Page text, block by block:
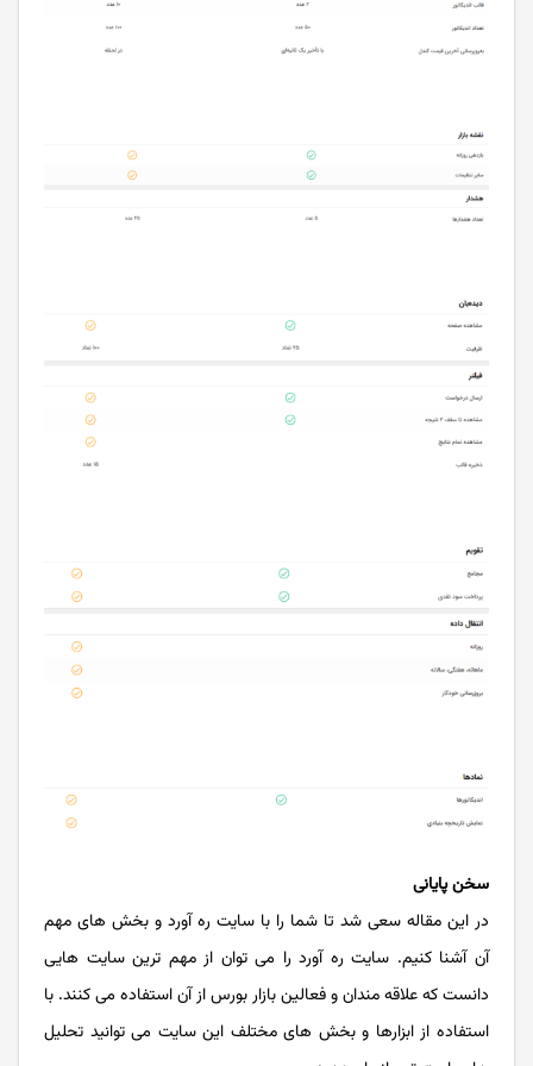
سخن پایانی
در این مقاله سعی شد تا شما را با سایت ره آورد و بخش های مهم
آن آشنا کنیم. سایت ره آورد را می توان از مهم ترین سایت هایی
دانست که علاقه مندان و فعالین بازار بورس از آن استفاده می کنند. با
استفاده از ابزارها و بخش های مختلف این سایت می ‌توانید تحلیل